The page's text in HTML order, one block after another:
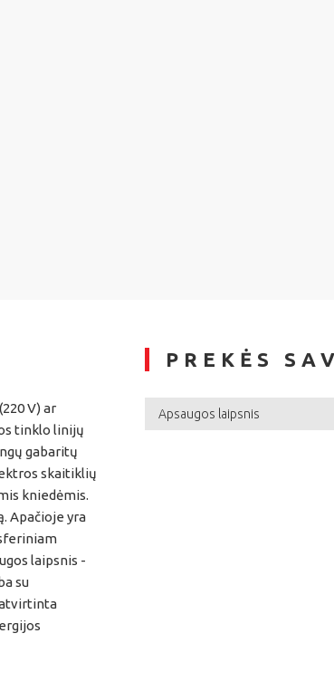
V) ar
tinklo linijų
gabaritų
skaitiklių
kniedėmis.
Apačioje yra
laipsnis -
su
PREKĖS
Apsaugos laipsnis